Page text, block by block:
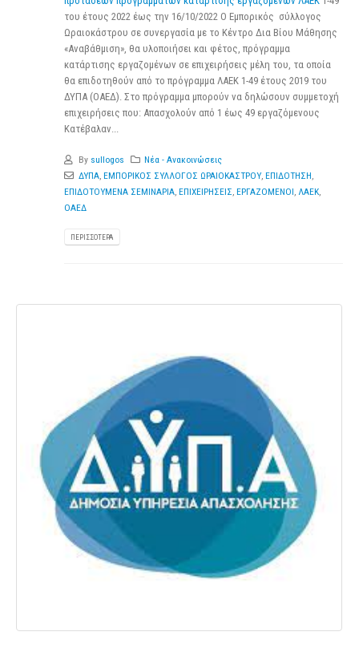
του έτους 2022 έως την 16/10/2022 Ο Εμπορικός σύλλογος
Ωραιοκάστρου σε συνεργασία με το Κέντρο Δια Βίου Μάθησης
«Αναβάθμιση», θα υλοποιήσει και φέτος, πρόγραμμα
κατάρτισης εργαζομένων σε επιχειρήσεις μέλη του, τα οποία
θα επιδοτηθούν από το πρόγραμμα ΛΑΕΚ 1-49 έτους 2019 του
ΔΥΠΑ (ΟΑΕΔ). Στο πρόγραμμα μπορούν να δηλώσουν συμμετοχή
επιχειρήσεις που: Απασχολούν από 1 έως 49 εργαζόμενους
Κατέβαλαν...
By sullogos
Νέα - Ανακοινώσεις
ΔΥΠΑ, ΕΜΠΟΡΙΚΟΣ ΣΥΛΛΟΓΟΣ ΩΡΑΙΟΚΑΣΤΡΟΥ, ΕΠΙΔΟΤΗΣΗ,
ΕΠΙΔΟΤΟΥΜΕΝΑ ΣΕΜΙΝΑΡΙΑ, ΕΠΙΧΕΙΡΗΣΕΙΣ, ΕΡΓΑΖΟΜΕΝΟΙ, ΛΑΕΚ,
ΟΑΕΔ
ΠΕΡΙΣΣΌΤΕΡΑ